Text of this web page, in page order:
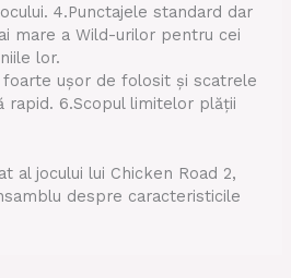
4.Punctajele standard dar
mare a Wild-urilor pentru cei
lor.
foarte ușor de folosit și scatrele
rapid. 6.Scopul limitelor plății
al jocului lui Chicken Road 2,
despre caracteristicile